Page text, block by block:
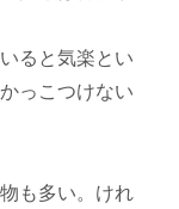
ると気楽とい
っこつけない
も多い。けれ